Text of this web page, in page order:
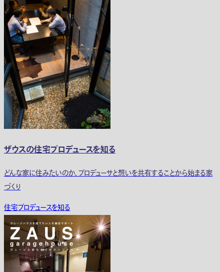
ザウスの住宅プロデュースを知る
どんな家に住みたいのか、プロデューサと想いを共有することから始まる家
づくり
住宅プロデュースを知る